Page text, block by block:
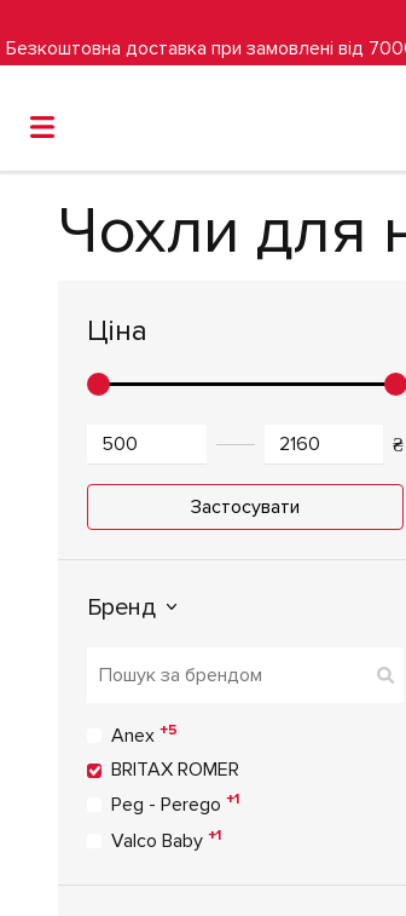
Безкоштовна доставка при замовлені від
Чохли для
Ціна
₴
Застосувати
Бренд
Anex +5
BRITAX ROMER
Peg - Perego +1
Valco Baby +1